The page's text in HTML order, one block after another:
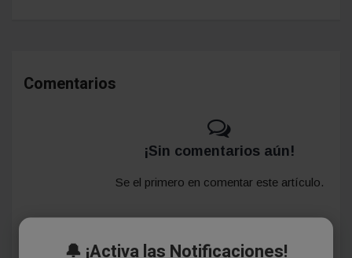
Comentarios
¡Sin comentarios aún!
Se el primero en comentar este artículo.
🔔 ¡Activa las Notificaciones!